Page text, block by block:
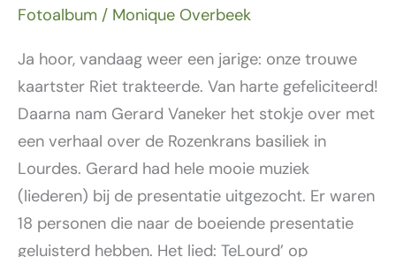
Fotoalbum / Monique Overbeek
Ja hoor, vandaag weer een jarige: onze trouwe
kaartster Riet trakteerde. Van harte gefeliciteerd!
Daarna nam Gerard Vaneker het stokje over met
een verhaal over de Rozenkrans basiliek in
Lourdes. Gerard had hele mooie muziek
(liederen) bij de presentatie uitgezocht. Er waren
18 personen die naar de boeiende presentatie
geluisterd hebben. Het lied: TeLourd’ op